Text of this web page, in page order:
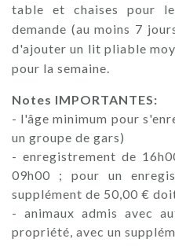
table et chaises pour
demande (au moins 7
d'ajouter un lit pliable
pour la semaine.
Notes IMPORTANTES:
- l'âge minimum pour
un groupe de gars)
- enregistrement de
09h00 ; pour un
supplément de 50,00 €
- animaux admis avec
propriété, avec un